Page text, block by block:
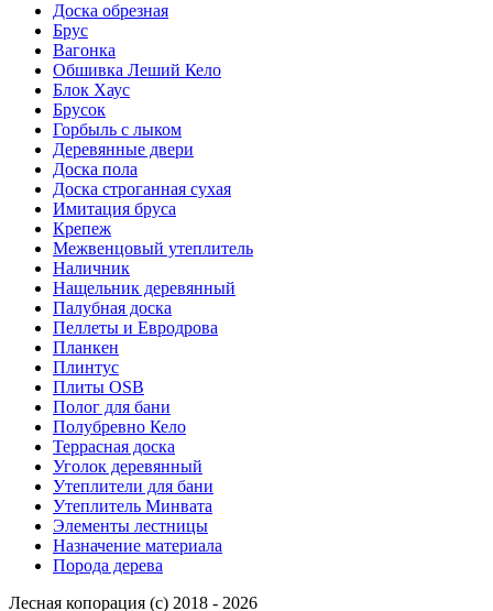
Доска обрезная
Брус
Вагонка
Обшивка Леший Кело
Блок Хаус
Брусок
Горбыль с лыком
Деревянные двери
Доска пола
Доска строганная сухая
Имитация бруса
Крепеж
Межвенцовый утеплитель
Наличник
Нащельник деревянный
Палубная доска
Пеллеты и Евродрова
Планкен
Плинтус
Плиты OSB
Полог для бани
Полубревно Кело
Террасная доска
Уголок деревянный
Утеплители для бани
Утеплитель Минвата
Элементы лестницы
Назначение материала
Порода дерева
Лесная копорация (с) 2018 - 2026